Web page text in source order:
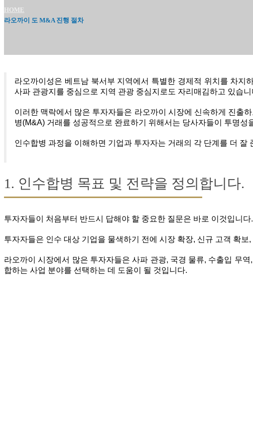
HOME
라오까이 도 M&A 진행 절차
라오까이성은 베트남 북서부 지역에서 특별한 경제적 위치를 차
사파 관광지를 중심으로 지역 관광 중심지로도 자리매김하고 있습
이러한 맥락에서 많은 투자자들은 라오까이 시장에 신속하게 진출
병(M&A) 거래를 성공적으로 완료하기 위해서는 당사자들이 투명
인수합병 과정을 이해하면 기업과 투자자는 거래의 각 단계를 더 잘
1. 인수합병 목표 및 전략을 정의합니다.
투자자들이 처음부터 반드시 답해야 할 중요한 질문은 바로 이것입니
투자자들은 인수 대상 기업을 물색하기 전에 시장 확장, 신규 고객 확
라오까이 시장에서 많은 투자자들은 사파 관광, 국경 물류, 수출입 무
합하는 사업 분야를 선택하는 데 도움이 될 것입니다.